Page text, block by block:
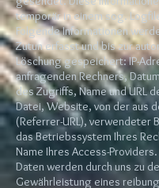
temporär in einem sog.
Folgende Informationen
Zutun erfasst und bis zur
Löschung gespeichert: IP-
anfragenden Rechners,
des Zugriffs, Name und URL
Datei, Website, von der aus
(Referrer-URL), verwendeter
das Betriebssystem Ihres
Name Ihres Access-
Daten werden durch uns zu
Gewährleistung eines